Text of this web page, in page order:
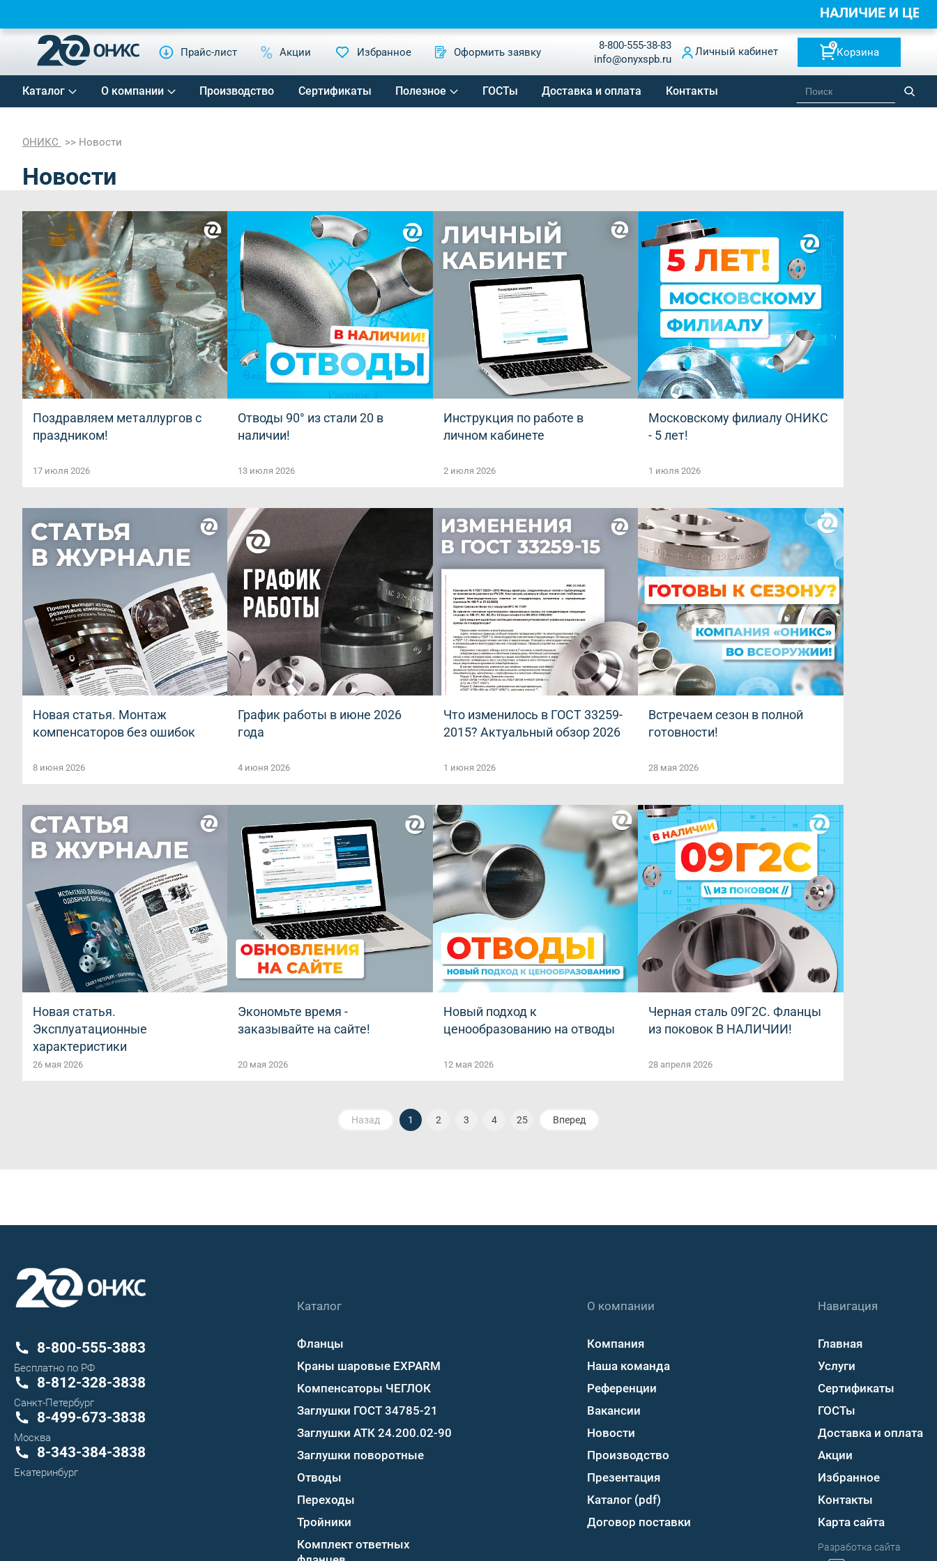
Прайс-лист Акции Избранное Оформить заявку
8-800-555-38-83
info@onyxspb.ru
Личный кабинет
0
Корзина
Каталог О компании Производство Сертификаты Полезное ГОСТы Доставка и оплата Контакты
ОНИКС Новости
Новости
Поздравляем металлургов с
праздником!
17 июля 2026
Отводы 90° из стали 20 в
наличии!
13 июля 2026
Инструкция по работе в
личном кабинете
2 июля 2026
Московскому филиалу ОНИКС
- 5 лет!
1 июля 2026
Новая статья. Монтаж
компенсаторов без ошибок
8 июня 2026
График работы в июне 2026
года
4 июня 2026
Что изменилось в ГОСТ 33259-
2015? Актуальный обзор 2026
1 июня 2026
Встречаем сезон в полной
готовности!
28 мая 2026
Новая статья.
Эксплуатационные
характеристики
компенсаторов ЧЕГЛОК
26 мая 2026
Экономьте время -
заказывайте на сайте!
20 мая 2026
Новый подход к
ценообразованию на отводы
12 мая 2026
Черная сталь 09Г2С. Фланцы
из поковок В НАЛИЧИИ!
28 апреля 2026
Назад 1 2 3 4 25 Вперед
8-800-555-3883
Бесплатно по РФ
8-812-328-3838
Санкт-Петербург
8-499-673-3838
Москва
8-343-384-3838
Екатеринбург
Каталог
Фланцы
Краны шаровые EXPARM
Компенсаторы ЧЕГЛОК
Заглушки ГОСТ 34785-21
Заглушки АТК 24.200.02-90
Заглушки поворотные
Отводы
Переходы
Тройники
Комплект ответных
О компании
Компания
Наша команда
Референции
Вакансии
Новости
Производство
Презентация
Каталог (pdf)
Договор поставки
Навигация
Главная
Услуги
Сертификаты
ГОСТы
Доставка и оплата
Акции
Избранное
Контакты
Карта сайта
Разработка сайта
НАЛИЧИЕ И